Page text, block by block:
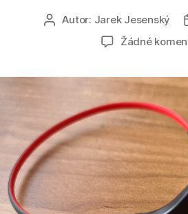
AutorAutor: Jarek Jesenský
Žádné